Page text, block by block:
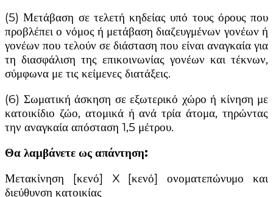
(5) Μετάβαση σε τελετή κηδείας υπό τους όρους που
προβλέπει ο νόμος ή μετάβαση διαζευγμένων γονέων ή
γονέων που τελούν σε διάσταση που είναι αναγκαία για
τη διασφάλιση της επικοινωνίας γονέων και τέκνων,
σύμφωνα με τις κείμενες διατάξεις.
(6) Σωματική άσκηση σε εξωτερικό χώρο ή κίνηση με
κατοικίδιο ζώο, ατομικά ή ανά τρία άτομα, τηρώντας
την αναγκαία απόσταση 1,5 μέτρου.
Θα λαμβάνετε ως απάντηση:
Μετακίνηση [κενό] X [κενό] ονοματεπώνυμο και
διεύθυνση κατοικίας